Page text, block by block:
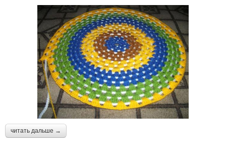
читать дальше →